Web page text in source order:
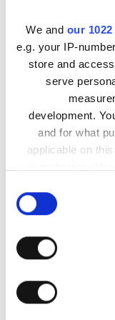
We and our
e.g. your IP-
store and
serve
development.
and for what
applicable on
Collect
Identify your
حجز مبدئي